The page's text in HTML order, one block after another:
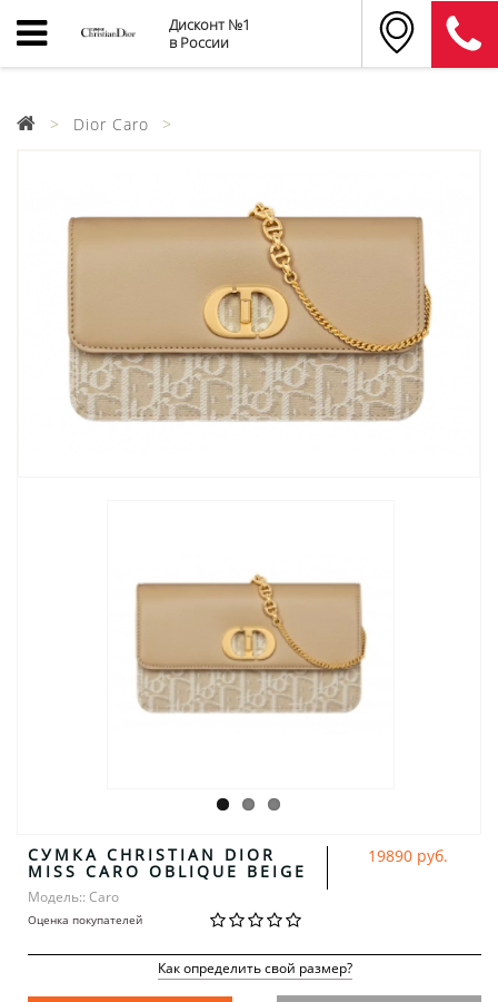
Дисконт №1
в России
Dior Caro
СУМКА CHRISTIAN DIOR
MISS CARO OBLIQUE BEIGE
Модель:: Caro
Оценка покупателей
19890 руб.
Как определить свой размер?